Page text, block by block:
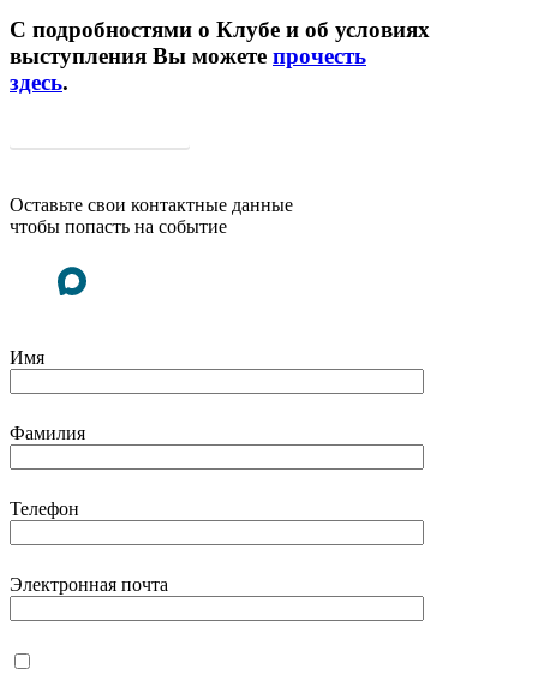
С подробностями о Клубе и об условиях
выступления Вы можете прочесть
здесь.
Оставьте свои контактные данные
чтобы попасть на событие
Имя
Фамилия
Телефон
Электронная почта